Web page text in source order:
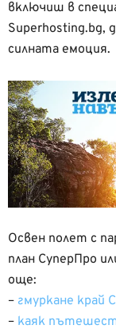
включиш в
Superhosting.bg,
силната емоция.
Освен полет с
план СуперПро
още:
– гмуркане край
– каяк